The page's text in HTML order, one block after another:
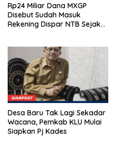
Rp24 Miliar Dana MXGP
Disebut Sudah Masuk
Rekening Dispar NTB Sejak
Desa Baru Tak Lagi Sekadar
Wacana, Pemkab KLU Mulai
Siapkan Pj Kades